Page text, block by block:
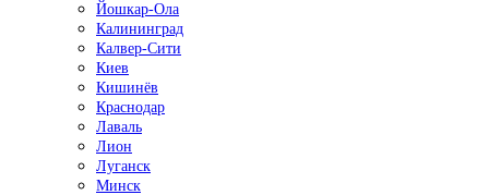
Йошкар-Ола
Калининград
Калвер-Сити
Киев
Кишинёв
Краснодар
Лаваль
Лион
Луганск
Минск